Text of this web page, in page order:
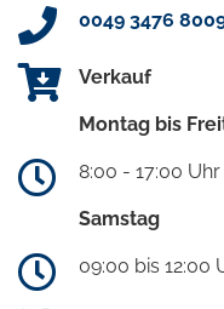
0049 3476
Verkauf
Montag bis
8:00 - 17:00 Uhr
Samstag
09:00 bis 12:00